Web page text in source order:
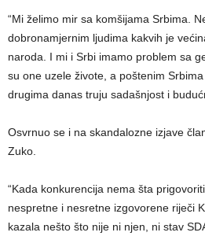
“Mi želimo mir sa komšijama Srbima.
dobronamjernim ljudima kakvih je
naroda. I mi i Srbi imamo problem sa
su one uzele živote, a poštenim
drugima danas truju sadašnjost i
Osvrnuo se i na skandalozne izjave
Zuko.
“Kada konkurencija nema šta
nespretne i nesretne izgovorene riječi
kazala nešto što nije ni njen, ni stav